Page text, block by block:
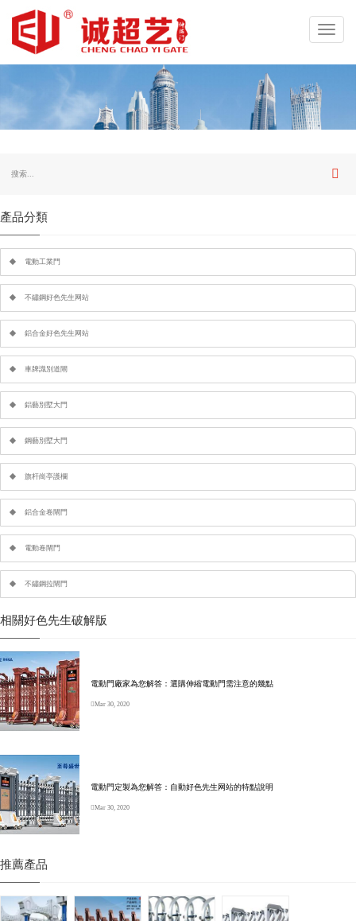
產品分類
電動工業門
不鏽鋼好色先生网站
鋁合金好色先生网站
車牌識別道閘
鋁藝別墅大門
鋼藝別墅大門
旗杆崗亭護欄
鋁合金卷閘門
電動卷閘門
不鏽鋼拉閘門
相關好色先生破解版
電動門廠家為您解答：選購伸縮電動門需注意的幾點
Mar 30, 2020
電動門定製為您解答：自動好色先生网站的特點說明
Mar 30, 2020
推薦產品